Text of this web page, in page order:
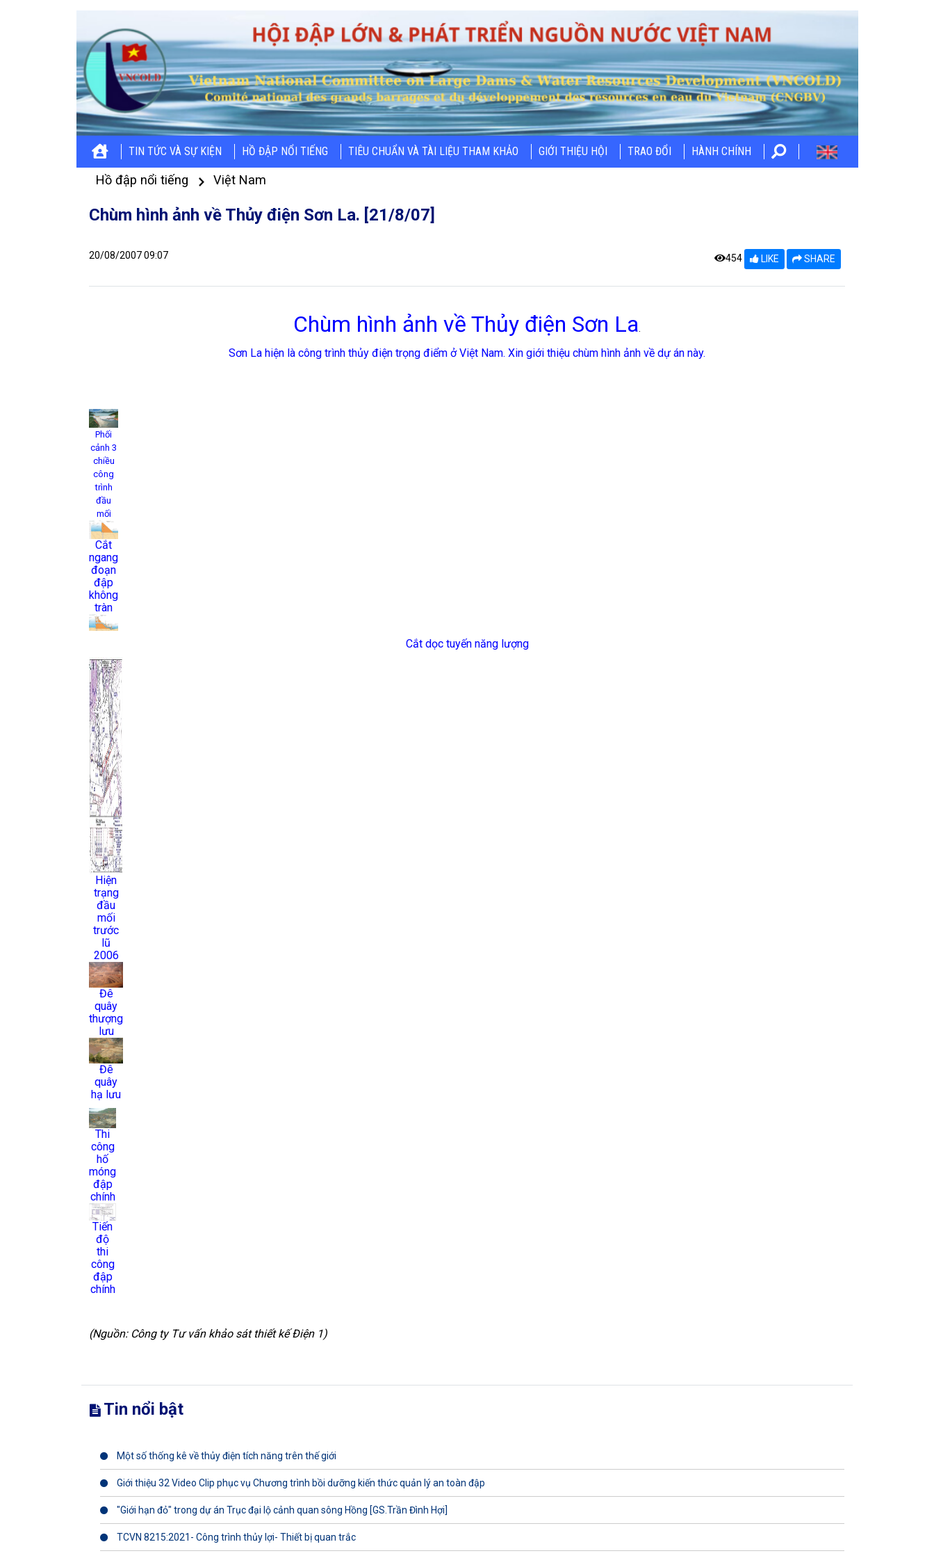
TIN TỨC VÀ SỰ KIỆN HỒ ĐẬP NỔI TIẾNG TIÊU CHUẨN VÀ TÀI LIỆU THAM KHẢO GIỚI THIỆU HỘI TRAO ĐỔI HÀNH CHÍNH
Hồ đập nổi tiếng Việt Nam
Chùm hình ảnh về Thủy điện Sơn La. [21/8/07]
20/08/2007 09:07 454 LIKE SHARE
Chùm hình ảnh về Thủy điện Sơn La
Sơn La hiện là công trình thủy điện trọng điểm ở Việt Nam. Xin giới thiệu chùm hình ảnh về dự án này.
Phối
cảnh 3
chiều
công
trình
đầu
mối
Cắt
ngang
đoạn
đập
không
tràn
Cắt dọc tuyến năng lượng
Hiện
trạng
đầu
mối
trước
lũ
2006
Đê
quây
thượng
lưu
Đê
quây
hạ lưu
Thi
công
hố
móng
đập
chính
Tiến
độ
thi
công
đập
chính
(Nguồn: Công ty Tư vấn khảo sát thiết kế Điện 1)
Tin nổi bật
Một số thống kê về thủy điện tích năng trên thế giới
Giới thiệu 32 Video Clip phục vụ Chương trình bồi dưỡng kiến thức quản lý an toàn đập
"Giới hạn đỏ" trong dự án Trục đại lộ cảnh quan sông Hồng [GS.Trần Đình Hợi]
TCVN 8215:2021- Công trình thủy lợi- Thiết bị quan trắc